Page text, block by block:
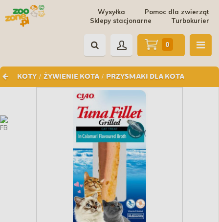
Pomoc dla zwierząt
Wysyłka
Turbokurier
Sklepy stacjonarne
KOTY / ŻYWIENIE KOTA / PRZYSMAKI DLA KOTA
0